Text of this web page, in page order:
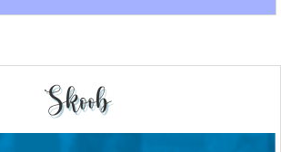
Skoob